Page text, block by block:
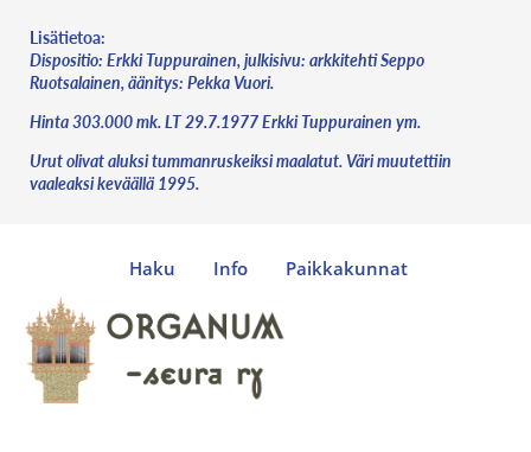
Lisätietoa:
Dispositio: Erkki Tuppurainen, julkisivu: arkkitehti Seppo
Ruotsalainen, äänitys: Pekka Vuori.
Hinta 303.000 mk. LT 29.7.1977 Erkki Tuppurainen ym.
Urut olivat aluksi tummanruskeiksi maalatut. Väri muutettiin
vaaleaksi keväällä 1995.
Haku Info Paikkakunnat